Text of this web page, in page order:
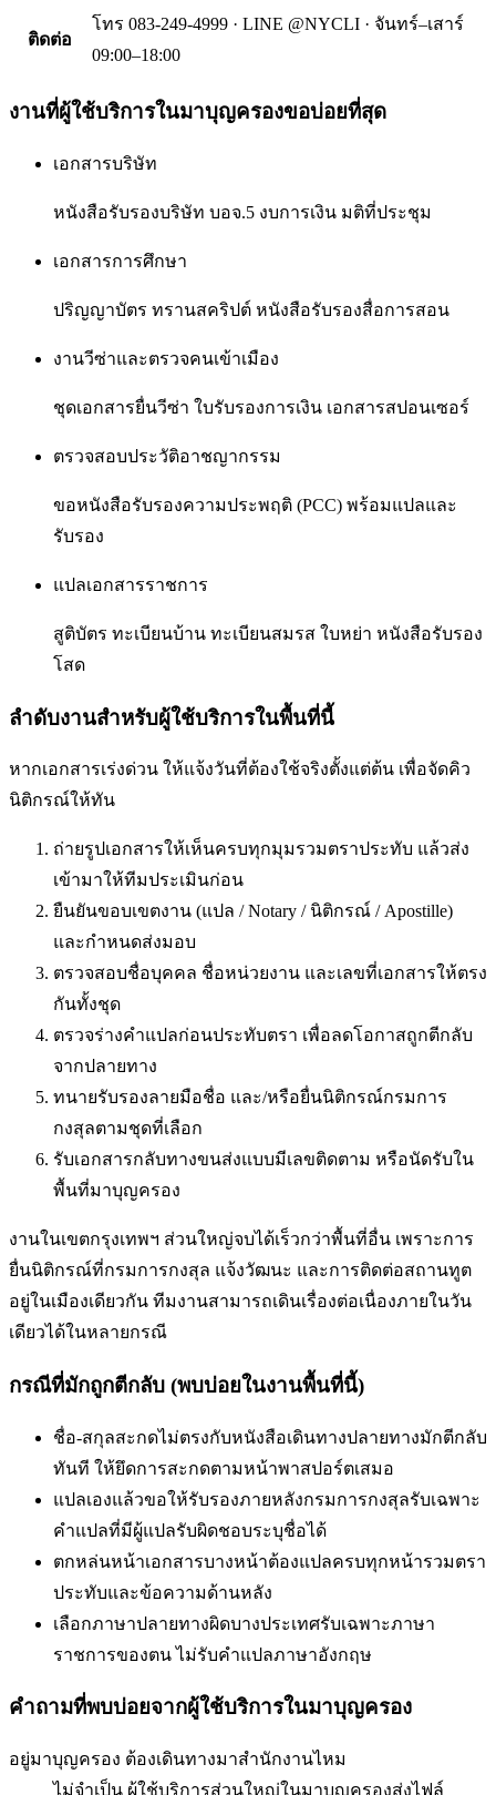
ติดต่อ
โทร 083-249-4999 · LINE @NYCLI · จันทร์–เสาร์
09:00–18:00
งานที่ผู้ใช้บริการในมาบุญครองขอบ่อยที่สุด
เอกสารบริษัท
หนังสือรับรองบริษัท บอจ.5 งบการเงิน มติที่ประชุม
เอกสารการศึกษา
ปริญญาบัตร ทรานสคริปต์ หนังสือรับรองสื่อการสอน
งานวีซ่าและตรวจคนเข้าเมือง
ชุดเอกสารยื่นวีซ่า ใบรับรองการเงิน เอกสารสปอนเซอร์
ตรวจสอบประวัติอาชญากรรม
ขอหนังสือรับรองความประพฤติ (PCC) พร้อมแปลและ
รับรอง
แปลเอกสารราชการ
สูติบัตร ทะเบียนบ้าน ทะเบียนสมรส ใบหย่า หนังสือรับรอง
โสด
ลำดับงานสำหรับผู้ใช้บริการในพื้นที่นี้
หากเอกสารเร่งด่วน ให้แจ้งวันที่ต้องใช้จริงตั้งแต่ต้น เพื่อจัดคิว
นิติกรณ์ให้ทัน
ถ่ายรูปเอกสารให้เห็นครบทุกมุมรวมตราประทับ แล้วส่ง
เข้ามาให้ทีมประเมินก่อน
ยืนยันขอบเขตงาน (แปล / Notary / นิติกรณ์ / Apostille)
และกำหนดส่งมอบ
ตรวจสอบชื่อบุคคล ชื่อหน่วยงาน และเลขที่เอกสารให้ตรง
กันทั้งชุด
ตรวจร่างคำแปลก่อนประทับตรา เพื่อลดโอกาสถูกตีกลับ
จากปลายทาง
ทนายรับรองลายมือชื่อ และ/หรือยื่นนิติกรณ์กรมการ
กงสุลตามชุดที่เลือก
รับเอกสารกลับทางขนส่งแบบมีเลขติดตาม หรือนัดรับใน
พื้นที่มาบุญครอง
งานในเขตกรุงเทพฯ ส่วนใหญ่จบได้เร็วกว่าพื้นที่อื่น เพราะการ
ยื่นนิติกรณ์ที่กรมการกงสุล แจ้งวัฒนะ และการติดต่อสถานทูต
อยู่ในเมืองเดียวกัน ทีมงานสามารถเดินเรื่องต่อเนื่องภายในวัน
เดียวได้ในหลายกรณี
กรณีที่มักถูกตีกลับ (พบบ่อยในงานพื้นที่นี้)
ชื่อ-สกุลสะกดไม่ตรงกับหนังสือเดินทางปลายทางมักตีกลับ
ทันที ให้ยึดการสะกดตามหน้าพาสปอร์ตเสมอ
แปลเองแล้วขอให้รับรองภายหลังกรมการกงสุลรับเฉพาะ
คำแปลที่มีผู้แปลรับผิดชอบระบุชื่อได้
ตกหล่นหน้าเอกสารบางหน้าต้องแปลครบทุกหน้ารวมตรา
ประทับและข้อความด้านหลัง
เลือกภาษาปลายทางผิดบางประเทศรับเฉพาะภาษา
ราชการของตน ไม่รับคำแปลภาษาอังกฤษ
คำถามที่พบบ่อยจากผู้ใช้บริการในมาบุญครอง
อยู่มาบุญครอง ต้องเดินทางมาสำนักงานไหม
ไม่จำเป็น ผู้ใช้บริการส่วนใหญ่ในมาบุญครองส่งไฟล์